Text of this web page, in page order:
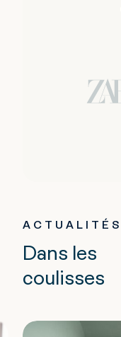
ACTUALITÉS
Dans les
coulisses